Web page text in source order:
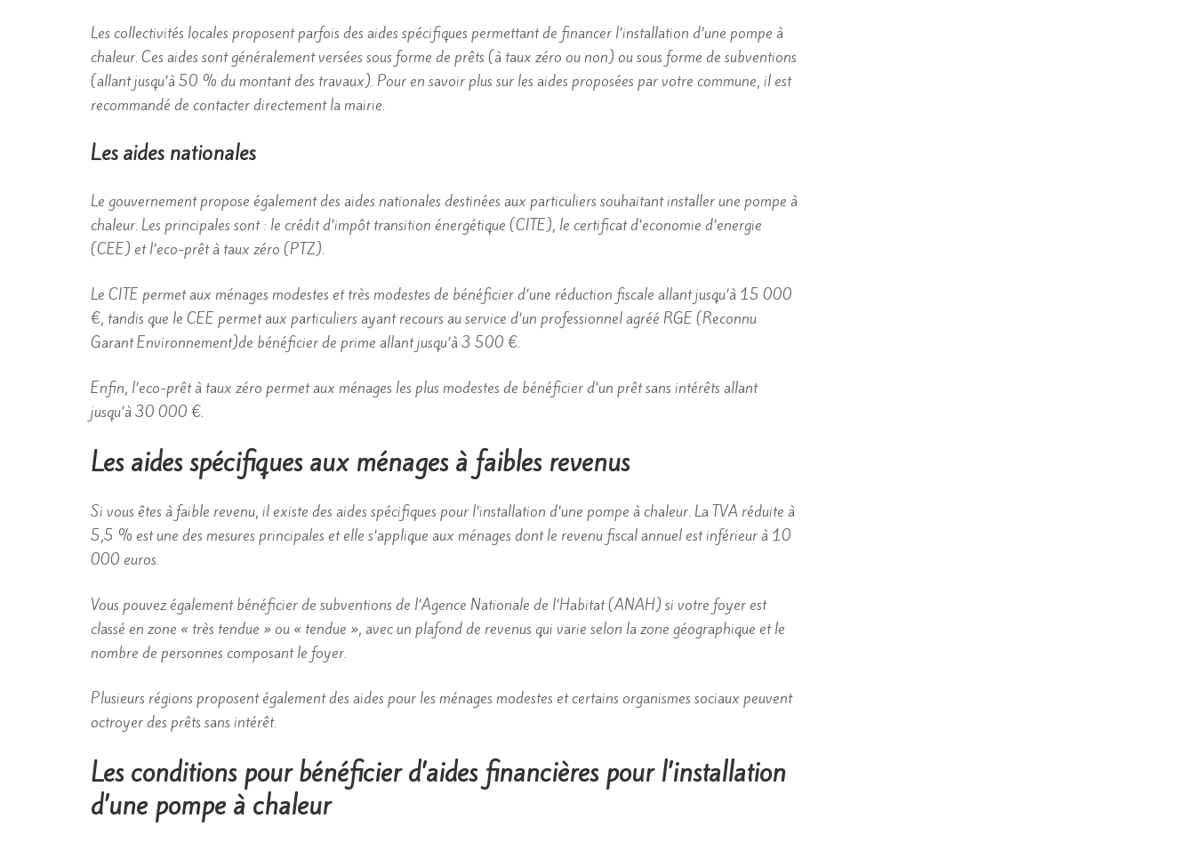
Les collectivités locales proposent parfois des aides spécifiques permettant de financer l’installation d’une pompe à
chaleur. Ces aides sont généralement versées sous forme de prêts (à taux zéro ou non) ou sous forme de subventions
(allant jusqu’à 50 % du montant des travaux). Pour en savoir plus sur les aides proposées par votre commune, il est
recommandé de contacter directement la mairie.
Les aides nationales
Le gouvernement propose également des aides nationales destinées aux particuliers souhaitant installer une pompe à
chaleur. Les principales sont : le crédit d’impôt transition énergétique (CITE), le certificat d’economie d’energie
(CEE) et l’eco-prêt à taux zéro (PTZ).
Le CITE permet aux ménages modestes et très modestes de bénéficier d’une réduction fiscale allant jusqu’à 15 000
€, tandis que le CEE permet aux particuliers ayant recours au service d’un professionnel agréé RGE (Reconnu
Garant Environnement)de bénéficier de prime allant jusqu’à 3 500 €.
Enfin, l’eco-prêt à taux zéro permet aux ménages les plus modestes de bénéficier d’un prêt sans intérêts allant
jusqu’à 30 000 €.
Les aides spécifiques aux ménages à faibles revenus
Si vous êtes à faible revenu, il existe des aides spécifiques pour l’installation d’une pompe à chaleur. La TVA réduite à
5,5 % est une des mesures principales et elle s’applique aux ménages dont le revenu fiscal annuel est inférieur à 10
000 euros.
Vous pouvez également bénéficier de subventions de l’Agence Nationale de l’Habitat (ANAH) si votre foyer est
classé en zone « très tendue » ou « tendue », avec un plafond de revenus qui varie selon la zone géographique et le
nombre de personnes composant le foyer.
Plusieurs régions proposent également des aides pour les ménages modestes et certains organismes sociaux peuvent
octroyer des prêts sans intérêt.
Les conditions pour bénéficier d’aides financières pour l’installation
d’une pompe à chaleur